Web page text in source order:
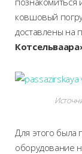
ковшовый
доставлены на
Для этого
оборудование